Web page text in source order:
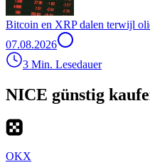
Bitcoin en XRP dalen terwijl
07.08.2026
3 Min. Lesedauer
NICE günstig
OKX